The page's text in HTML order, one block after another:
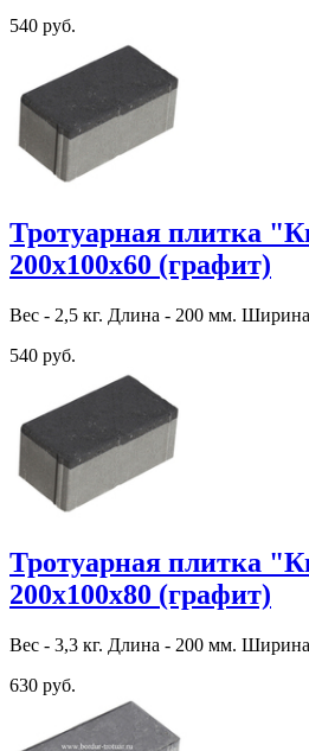
540 руб.
Тротуарная плитка
200х100х60 (графит)
Вес - 2,5 кг. Длина - 200 мм.
540 руб.
Тротуарная плитка
200х100х80 (графит)
Вес - 3,3 кг. Длина - 200 мм.
630 руб.